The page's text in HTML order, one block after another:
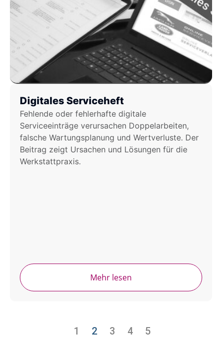
Digitales Serviceheft
Fehlende oder fehlerhafte digitale
Serviceeinträge verursachen Doppelarbeiten,
falsche Wartungsplanung und Wertverluste. Der
Beitrag zeigt Ursachen und Lösungen für die
Werkstattpraxis.
Mehr lesen
1 2 3 4 5